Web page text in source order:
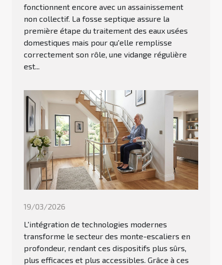
fonctionnent encore avec un assainissement
non collectif. La fosse septique assure la
première étape du traitement des eaux usées
domestiques mais pour qu'elle remplisse
correctement son rôle, une vidange régulière
est...
19/03/2026
L'intégration de technologies modernes
transforme le secteur des monte-escaliers en
profondeur, rendant ces dispositifs plus sûrs,
plus efficaces et plus accessibles. Grâce à ces